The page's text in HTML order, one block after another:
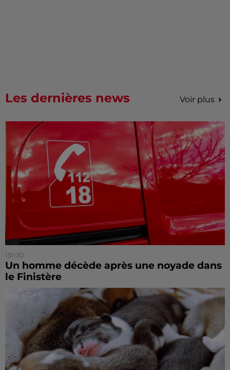
Les dernières news Voir plus
15h30
Un homme décède après une noyade dans
le Finistère